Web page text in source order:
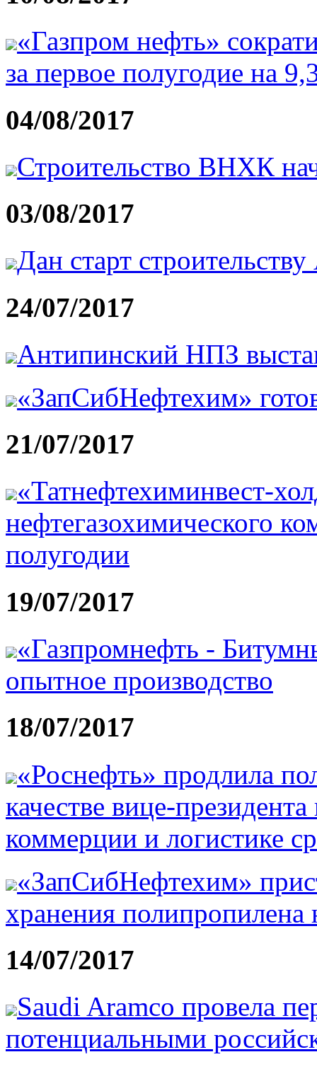
«Газпром нефть»
за первое полугодие на
04/08/2017
Строительство ВНХК
03/08/2017
Дан старт
24/07/2017
Антипинский НПЗ
«ЗапСибНефтехим»
21/07/2017
«Татнефтехиминвест-
нефтегазохимического
полугодии
19/07/2017
«Газпромнефть -
опытное производство
18/07/2017
«Роснефть» продлила
качестве вице-
коммерции и логистике
«ЗапСибНефтехим»
хранения полипропилена
14/07/2017
Saudi Aramco провела
потенциальными